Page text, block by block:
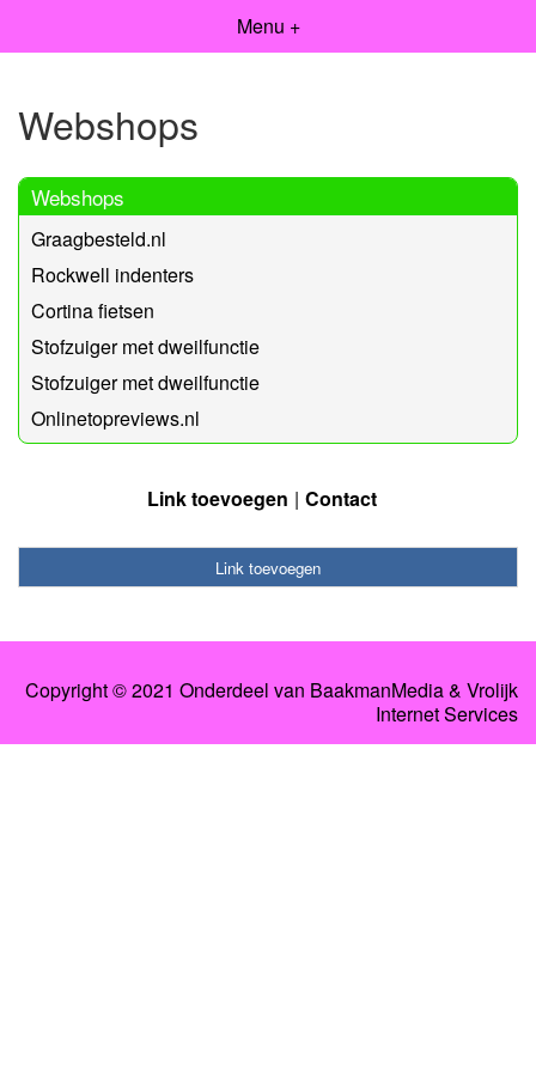
Menu +
Webshops
Webshops
Graagbesteld.nl
Rockwell indenters
Cortina fietsen
Stofzuiger met dweilfunctie
Stofzuiger met dweilfunctie
Onlinetopreviews.nl
Link toevoegen Contact
Link toevoegen
Copyright © 2021 Onderdeel van BaakmanMedia & Vrolijk
Internet Services